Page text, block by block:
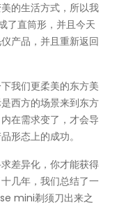
的生活方式，所以我
了直筒形，并且今天
产品，并且重新返回
我们更柔美的东方美
西方的场景来到东方
在需求变了，才会导
形态上的成功。
差异化，你才能获得
几年，我们总结了一
mini剃须刀出来之